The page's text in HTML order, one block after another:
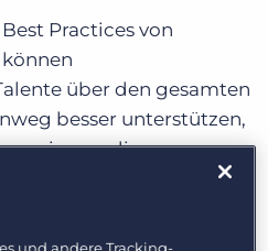
Practices von
über den gesamten
besser unterstützen,
gewinnen, die
erhöhen und die
senken. Mit
Sie viel Zeit